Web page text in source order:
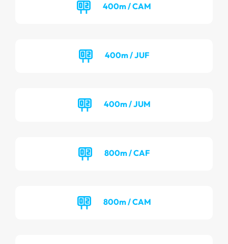
400m / CAM
400m / JUF
400m / JUM
800m / CAF
800m / CAM